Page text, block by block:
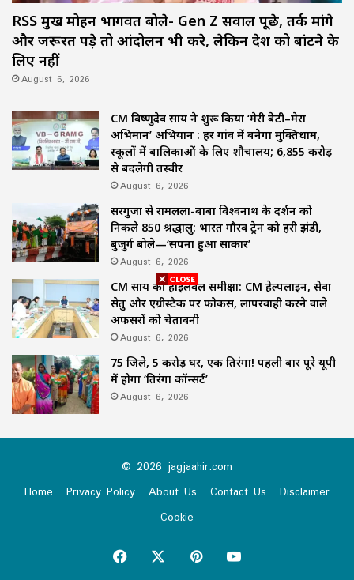
RSS प्रमुख मोहन भागवत बोले- Gen Z सवाल पूछे, तर्क मांगे
और जरूरत पड़े तो आंदोलन भी करे, लेकिन देश को बांटने के
लिए नहीं
August 6, 2026
CM विष्णुदेव साय ने शुरू किया ‘मेरी बेटी–मेरा
अभिमान’ अभियान : हर गांव में बनेगा मुक्तिधाम,
स्कूलों में बालिकाओं के लिए शौचालय; 6,855 करोड़
से बदलेगी तस्वीर
August 6, 2026
सरगुजा से रामलला-बाबा विश्वनाथ के दर्शन को
निकले 850 श्रद्धालु: भारत गौरव ट्रेन को हरी झंडी,
बुजुर्ग बोले—‘सपना हुआ साकार’
August 6, 2026
CM साय की हाईलेवल समीक्षा: CM हेल्पलाइन, सेवा
सेतु और एग्रीस्टैक पर फोकस, लापरवाही करने वाले
अफसरों को चेतावनी
August 6, 2026
75 जिले, 5 करोड़ घर, एक तिरंगा! पहली बार पूरे यूपी
में होगा ‘तिरंगा कॉन्सर्ट’
August 6, 2026
© 2026 jagjaahir.com
Home
Privacy Policy About Us Contact Us
Disclaimer
Cookie
Facebook PinterestYouTube